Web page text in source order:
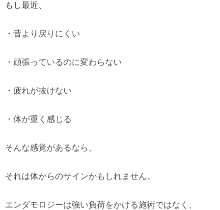
もし最近、
・昔より戻りにくい
・頑張っているのに変わらない
・疲れが抜けない
・体が重く感じる
そんな感覚があるなら、
それは体からのサインかもしれません。
エンダモロジーは強い負荷をかける施術ではなく、